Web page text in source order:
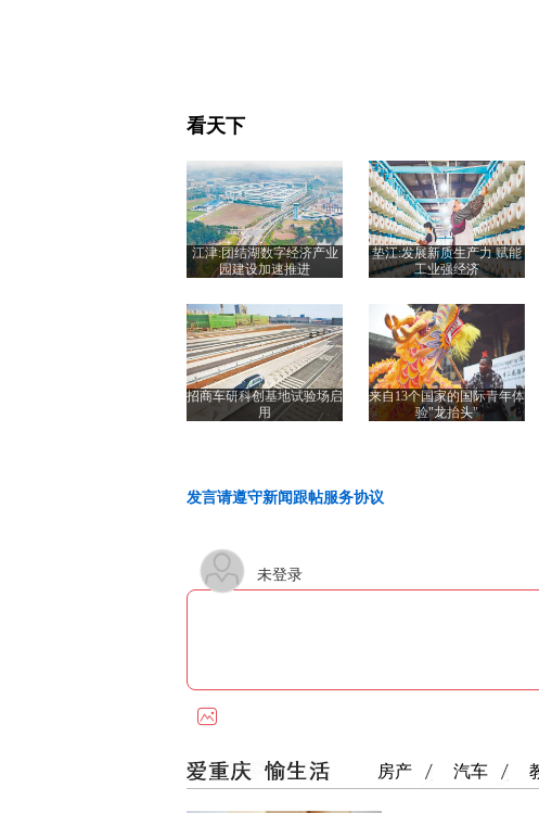
看天下
江津:团结湖数字经济产业
园建设加速推进
垫江:发展新质生产力 赋能
工业强经济
招商车研科创基地试验场启
用
来自13个国家的国际青年体
验"龙抬头"
发言请遵守新闻跟帖服务协议
未登录
房产 汽车